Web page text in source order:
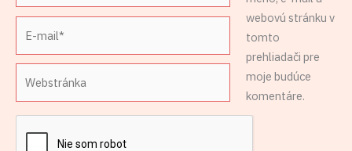
mail*
webovú stránku v
tomto
prehliadači pre
moje budúce
komentáre.